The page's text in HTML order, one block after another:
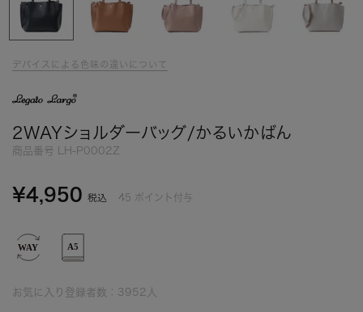
デバイスによる色味の違いについて
2WAYショルダーバッグ/かるいかばん
商品番号 LH-P0002Z
¥4,950 税込 45 ポイント付与
お気に入り登録者数： 3952 人